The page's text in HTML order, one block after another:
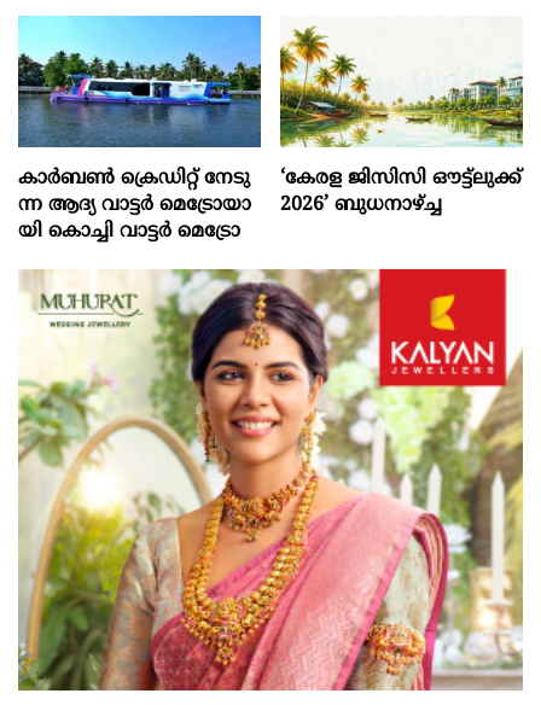
കാ​ര്‍​ബ​ണ്‍ ക്രെ​ഡി​റ്റ് നേ​ടു​
ന്ന ആ​ദ്യ വാ​ട്ട​ര്‍ മെ​ട്രോ​യാ​
യി കൊ​ച്ചി വാ​ട്ട​ര്‍ മെ​ട്രോ
‘കേരള ജിസിസി ഔട്ട്ലുക്ക്
2026’ ബുധനാഴ്ച്ച